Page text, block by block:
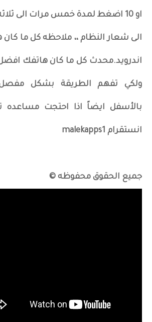
او 10 اضغط لمدة خمس مرات الى
الى شعار النظام ،، ملاحظه كل ما
اندرويد.محدث كل ما كان هاتفك
ولكي تفهم الطريقة بشكل مفصل
بالأسفل ايضاً اذا احتجت
انستقرام malekapps1
جميع الحقوق محفوظه ©